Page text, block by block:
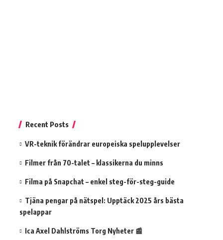
Recent Posts
VR-teknik förändrar europeiska spelupplevelser
Filmer från 70-talet – klassikerna du minns
Filma på Snapchat – enkel steg-för-steg-guide
Tjäna pengar på nätspel: Upptäck 2025 års bästa
spelappar
Ica Axel Dahlströms Torg Nyheter 📰